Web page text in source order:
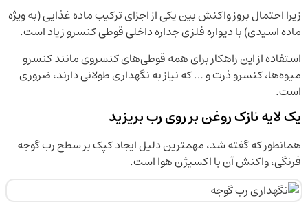
زیرا احتمال بروز واکنش بین یکی از اجزای ترکیب ماده غذایی (به ویژه
ماده اسیدی) با دیواره فلزی جداره داخلی قوطی کنسرو زیاد است.
استفاده از این راهکار برای همه قوطی‌های کنسروی مانند کنسرو
میوه‌ها، کنسرو ذرت و … که نیاز به نگهداری طولانی دارند، ضروری
است.
یک لایه نازک روغن بر روی رب بریزید
همانطور که گفته شد، مهمترین دلیل ایجاد کپک بر سطح رب گوجه
فرنگی، واکنش آن با اکسیژن هوا است.